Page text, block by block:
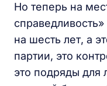
Но теперь на
на шесть лет, а
партии, это
это подряды для